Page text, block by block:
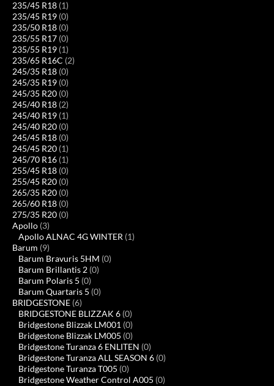
235/45 R18 (1)
235/45 R19 (0)
235/50 R18 (0)
235/55 R17 (0)
235/55 R19 (1)
235/65 R16C (2)
245/35 R18 (0)
245/35 R19 (0)
245/35 R20 (0)
245/40 R18 (2)
245/40 R19 (1)
245/40 R20 (0)
245/45 R18 (0)
245/45 R20 (1)
245/70 R16 (1)
255/45 R18 (0)
255/45 R20 (0)
265/35 R20 (0)
265/60 R18 (0)
275/35 R20 (0)
Apollo (3)
Apollo ALNAC 4G WINTER (1)
Barum (9)
Barum Bravuris 5HM (0)
Barum Brillantis 2 (0)
Barum Polaris 5 (0)
Barum Quartaris 5 (0)
BRIDGESTONE (6)
BRIDGESTONE BLIZZAK 6 (0)
Bridgestone Blizzak LM001 (0)
Bridgestone Blizzak LM005 (0)
Bridgestone Turanza 6 ENLITEN (0)
Bridgestone Turanza ALL SEASON 6 (0)
Bridgestone Turanza T005 (0)
Bridgestone Weather Control A005 (0)